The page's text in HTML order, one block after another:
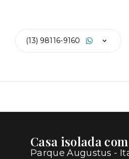
(13) 98116-9160
Casa isolada
Parque Augustus -